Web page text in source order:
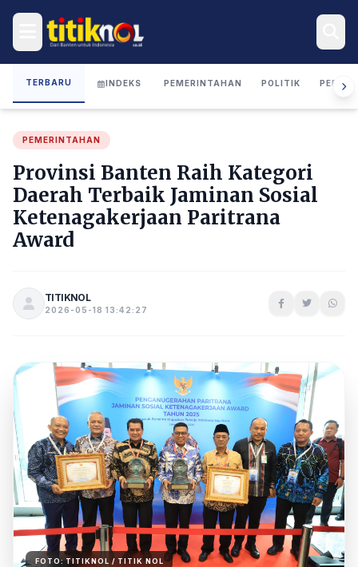
TERBARU INDEKS PEMERINTAHAN POLITIK
PEMERINTAHAN
Provinsi Banten Raih Kategori
Daerah Terbaik Jaminan Sosial
Ketenagakerjaan Paritrana
Award
TITIKNOL
2026-05-18 13:42:27
FOTO:TITIKNOL/ TITIK NOL